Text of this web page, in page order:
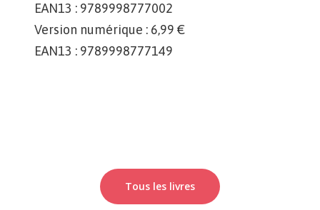
EAN13 : 9789998777002
Version numérique : 6,99 €
EAN13 : 9789998777149
Tous les livres